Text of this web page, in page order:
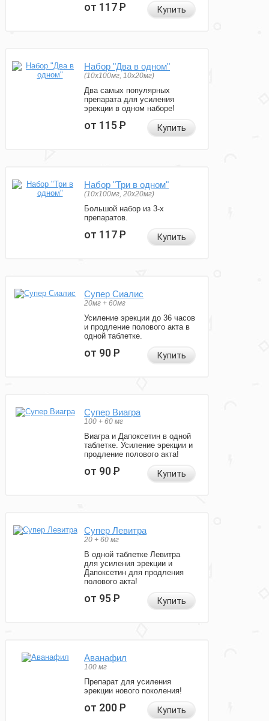
от 117Р Купить
Набор "Два в одном"
(10x100мг, 10x20мг)
Два самых популярных
препарата для усиления
эрекции в одном наборе!
от 115Р Купить
Набор "Три в одном"
(10x100мг, 20x20мг)
Большой набор из 3-х
препаратов.
от 117Р Купить
Супер Сиалис
20мг + 60мг
Усиление эрекции до 36 часов
и продление полового акта в
одной таблетке.
от 90Р Купить
Супер Виагра
100 + 60 мг
Виагра и Дапоксетин в одной
таблетке. Усиление эрекции и
продление полового акта!
от 90Р Купить
Супер Левитра
20 + 60 мг
В одной таблетке Левитра
для усиления эрекции и
Дапоксетин для продления
полового акта!
от 95Р Купить
Аванафил
100 мг
Препарат для усиления
эрекции нового поколения!
от 200Р Купить